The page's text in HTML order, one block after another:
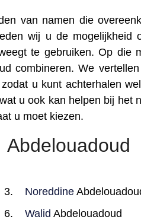
van namen die
wij u de mogelijkheid
te gebruiken. Op die
combineren. We
u kunt achterhalen
u ook kan helpen bij het
u moet kiezen.
Noreddine
Walid Abdelouadoud